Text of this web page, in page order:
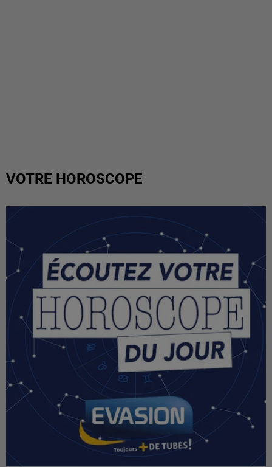
VOTRE HOROSCOPE